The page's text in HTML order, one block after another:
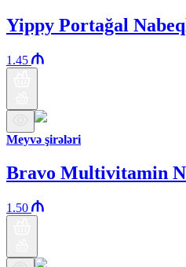
Yippy Portağal
1.45
Meyvə şirələri
Bravo Multivitamin
1.50